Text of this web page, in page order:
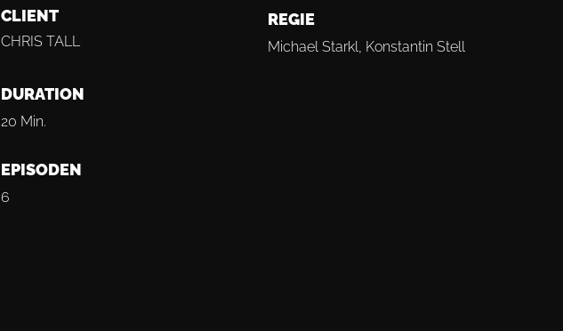
CLIENT
CHRIS TALL
DURATION
20 Min.
EPISODEN
6
REGIE
Michael Starkl, Konstantin Stell